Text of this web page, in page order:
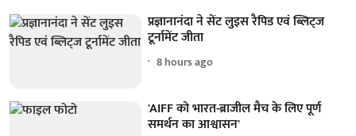
प्रज्ञानानंदा ने सेंट लुइस रैपिड एवं ब्लिट्ज
टूर्नामेंट जीता
8 hours ago
'AIFF को भारत-ब्राजील मैच के लिए पूर्ण
समर्थन का आश्वासन'